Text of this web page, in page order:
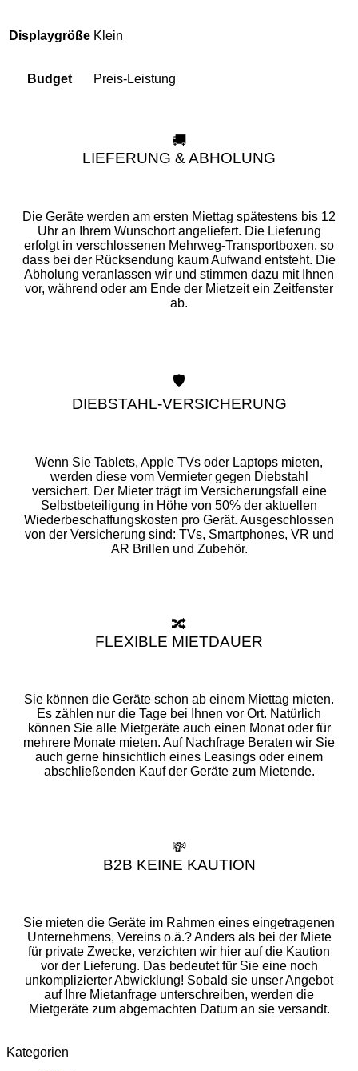
Displaygröße Klein
Budget Preis-Leistung
🚚
LIEFERUNG & ABHOLUNG
Die Geräte werden am ersten Miettag spätestens bis 12
Uhr an Ihrem Wunschort angeliefert. Die Lieferung
erfolgt in verschlossenen Mehrweg-Transportboxen, so
dass bei der Rücksendung kaum Aufwand entsteht. Die
Abholung veranlassen wir und stimmen dazu mit Ihnen
vor, während oder am Ende der Mietzeit ein Zeitfenster
ab.
🛡️
DIEBSTAHL-VERSICHERUNG
Wenn Sie Tablets, Apple TVs oder Laptops mieten,
werden diese vom Vermieter gegen Diebstahl
versichert. Der Mieter trägt im Versicherungsfall eine
Selbstbeteiligung in Höhe von 50% der aktuellen
Wiederbeschaffungskosten pro Gerät. Ausgeschlossen
von der Versicherung sind: TVs, Smartphones, VR und
AR Brillen und Zubehör.
🔀
FLEXIBLE MIETDAUER
Sie können die Geräte schon ab einem Miettag mieten.
Es zählen nur die Tage bei Ihnen vor Ort. Natürlich
können Sie alle Mietgeräte auch einen Monat oder für
mehrere Monate mieten. Auf Nachfrage Beraten wir Sie
auch gerne hinsichtlich eines Leasings oder einem
abschließenden Kauf der Geräte zum Mietende.
💸
B2B KEINE KAUTION
Sie mieten die Geräte im Rahmen eines eingetragenen
Unternehmens, Vereins o.ä.? Anders als bei der Miete
für private Zwecke, verzichten wir hier auf die Kaution
vor der Lieferung. Das bedeutet für Sie eine noch
unkomplizierter Abwicklung! Sobald sie unser Angebot
auf Ihre Mietanfrage unterschreiben, werden die
Mietgeräte zum abgemachten Datum an sie versandt.
Kategorien